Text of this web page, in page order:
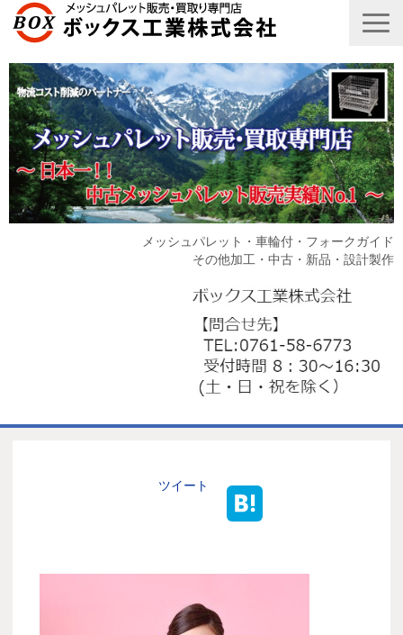
メッシュパレット・車輪付・フォークガイド
その他加工・中古・新品・設計製作
商品一覧表
お取引の流れ
会社情報
ツイート